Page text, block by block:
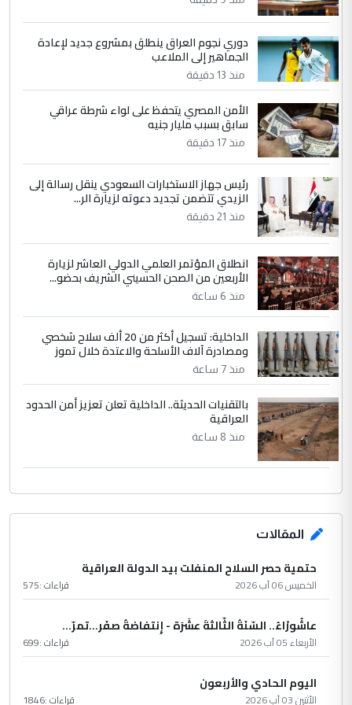
التعليق : واحد من عصابة علي ماما يسقط
جنسية الرافد الثالث للعراق ومن اصول عريقة
ابا فرات ...
الموضوع :
الجواهري يرد على صدام حسين سل
مضجعيك يابن الزنا (نص كامل)
سردار
التعليق : واحد من عصابة علي ماما يسقط
ابا فرات ...
الموضوع :
الجواهري يرد على صدام حسين سل
مضجعيك يابن الزنا (نص كامل)
دوري نجوم العراق ينطلق بمشروع جديد لإعادة
الجماهير إلى الملاعب
منذ 13 دقيقة
الأمن المصري يتحفظ على لواء شرطة عراقي
سابق بسبب مليار جنيه
منذ 17 دقيقة
رئيس جهاز الاستخبارات السعودي ينقل رسالة إلى
الزيدي تتضمن تجديد دعوته لزيارة الر...
منذ 21 دقيقة
انطلاق المؤتمر العلمي الدولي العاشر لزيارة
الأربعين من الصحن الحسيني الشريف بحضو...
منذ 6 ساعة
الداخلية: تسجيل أكثر من 20 ألف سلاح شخصي
ومصادرة آلاف الأسلحة والاعتدة خلال تموز
منذ 7 ساعة
بالتقنيات الحديثة.. الداخلية تعلن تعزيز أمن الحدود
العراقية
منذ 8 ساعة
المقالات
حتمية حصر السلاح المنفلت بيد الدولة العراقية
الخميس 06 آب 2026 قراءات :575
عاشُورْاءُ.. السّنَةُ الثّالثةَ عشَرَة - إِنتفاضةُ صفَر…تمرّ...
الأربعاء 05 آب 2026 قراءات :699
اليوم الحادي والأربعون
الأثنين 03 آب 2026 قراءات :1846